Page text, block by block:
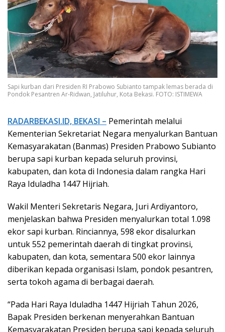
Sapi kurban dari Presiden RI Prabowo Subianto tampak lemas berada di
Pondok Pesantren Ar-Ridwan, Jatiluhur, Kota Bekasi. FOTO: ISTIMEWA
RADARBEKASI.ID, BEKASI – Pemerintah melalui
Kementerian Sekretariat Negara menyalurkan Bantuan
Kemasyarakatan (Banmas) Presiden Prabowo Subianto
berupa sapi kurban kepada seluruh provinsi,
kabupaten, dan kota di Indonesia dalam rangka Hari
Raya Iduladha 1447 Hijriah.
Wakil Menteri Sekretaris Negara, Juri Ardiyantoro,
menjelaskan bahwa Presiden menyalurkan total 1.098
ekor sapi kurban. Rinciannya, 598 ekor disalurkan
untuk 552 pemerintah daerah di tingkat provinsi,
kabupaten, dan kota, sementara 500 ekor lainnya
diberikan kepada organisasi Islam, pondok pesantren,
serta tokoh agama di berbagai daerah.
“Pada Hari Raya Iduladha 1447 Hijriah Tahun 2026,
Bapak Presiden berkenan menyerahkan Bantuan
Kemasyarakatan Presiden berupa sapi kepada seluruh